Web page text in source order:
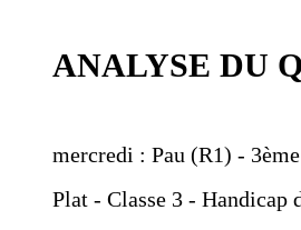
ANALYSE DU
mercredi : Pau (R1) -
Plat - Classe 3 - Handicap